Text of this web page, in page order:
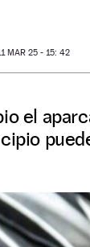
MAR 25 - 15: 42
el